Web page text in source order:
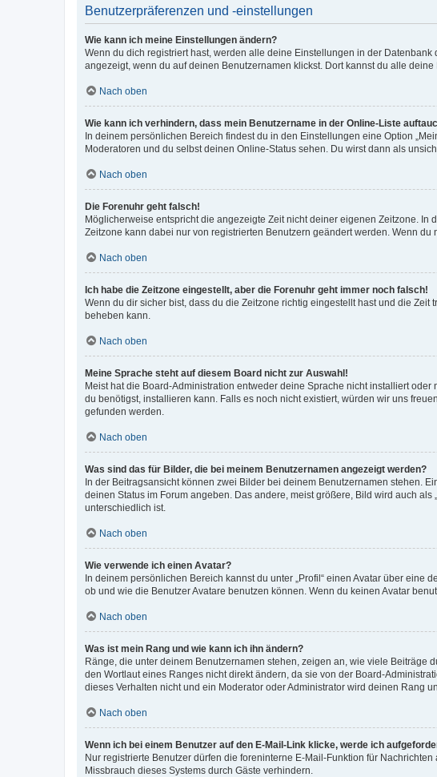
Benutzerpräferenzen und -einstellungen
Wie kann ich meine Einstellungen ändern?
Wenn du dich registriert hast, werden alle deine Einstellungen in der
angezeigt, wenn du auf deinen Benutzernamen klickst. Dort kannst du alle deine
Nach oben
Wie kann ich verhindern, dass mein Benutzername in der Online-Liste
In deinem persönlichen Bereich findest du in den Einstellungen eine Option
Moderatoren und du selbst deinen Online-Status sehen. Du wirst dann als
Nach oben
Die Forenuhr geht falsch!
Möglicherweise entspricht die angezeigte Zeit nicht deiner eigenen Zeitzone. In
Zeitzone kann dabei nur von registrierten Benutzern geändert werden. Wenn du
Nach oben
Ich habe die Zeitzone eingestellt, aber die Forenuhr geht immer noch falsch!
Wenn du dir sicher bist, dass du die Zeitzone richtig eingestellt hast und die
beheben kann.
Nach oben
Meine Sprache steht auf diesem Board nicht zur Auswahl!
Meist hat die Board-Administration entweder deine Sprache nicht installiert
du benötigst, installieren kann. Falls es noch nicht existiert, würden wir uns
gefunden werden.
Nach oben
Was sind das für Bilder, die bei meinem Benutzernamen angezeigt werden?
In der Beitragsansicht können zwei Bilder bei deinem Benutzernamen stehen.
deinen Status im Forum angeben. Das andere, meist größere, Bild wird auch
unterschiedlich ist.
Nach oben
Wie verwende ich einen Avatar?
In deinem persönlichen Bereich kannst du unter „Profil“ einen Avatar über eine
ob und wie die Benutzer Avatare benutzen können. Wenn du keinen Avatar
Nach oben
Was ist mein Rang und wie kann ich ihn ändern?
Ränge, die unter deinem Benutzernamen stehen, zeigen an, wie viele Beiträge
den Wortlaut eines Ranges nicht direkt ändern, da sie von der Board-
dieses Verhalten nicht und ein Moderator oder Administrator wird deinen Rang
Nach oben
Wenn ich bei einem Benutzer auf den E-Mail-Link klicke, werde ich
Nur registrierte Benutzer dürfen die foreninterne E-Mail-Funktion für
Missbrauch dieses Systems durch Gäste verhindern.